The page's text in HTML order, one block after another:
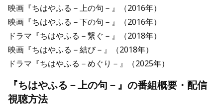
映画『ちはやふる－上の句－』（2016年）
映画『ちはやふる－下の句－』（2016年）
ドラマ『ちはやふる－繋ぐ－』（2018年）
映画『ちはやふる－結び－』（2018年）
ドラマ『ちはやふる－めぐり－』（2025年）
『ちはやふる－上の句－』の番組概要・配信
視聴方法